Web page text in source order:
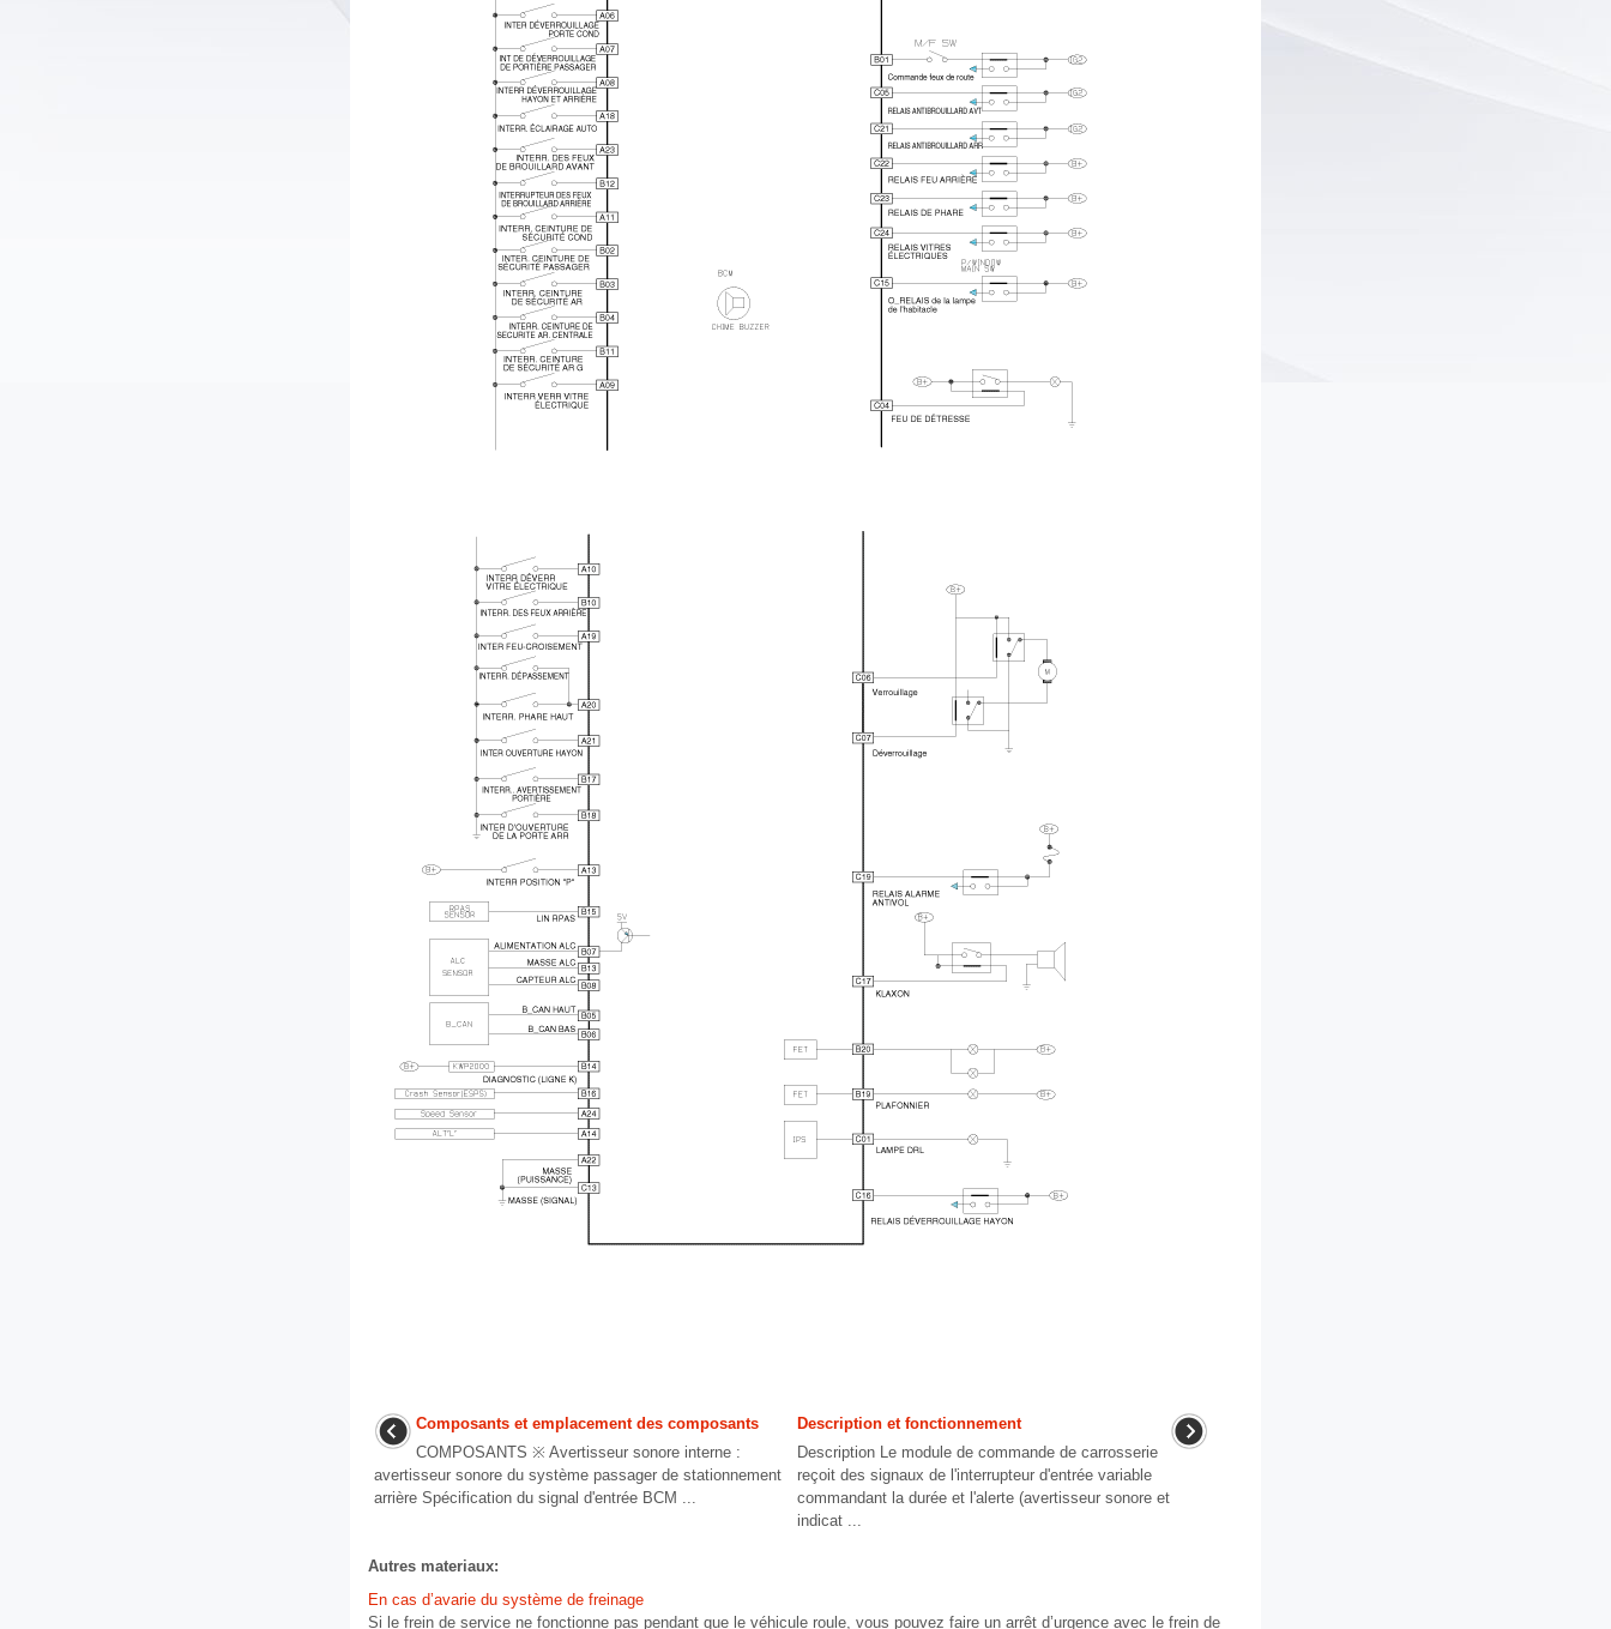
Composants et emplacement des composants
COMPOSANTS ※ Avertisseur sonore interne :
avertisseur sonore du système passager de stationnement
arrière Spécification du signal d'entrée BCM ...
Description et fonctionnement
Description Le module de commande de carrosserie
reçoit des signaux de l'interrupteur d'entrée variable
commandant la durée et l'alerte (avertisseur sonore et
indicat ...
Autres materiaux:
En cas d’avarie du système de freinage
Si le frein de service ne fonctionne pas pendant que le véhicule roule, vous pouvez faire un arrêt d’urgence avec le frein de